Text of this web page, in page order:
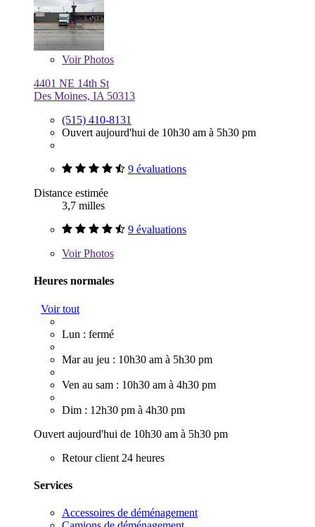
VoirPhotos
4401 NE 14th St
Des Moines, IA 50313
(515) 410-8131
Ouvert aujourd'hui de 10h30 am à 5h30 pm
9 évaluations
Distance estimée
3,7 milles
9 évaluations
VoirPhotos
Heures normales
Voir tout
Lun : fermé
Mar au jeu : 10h30 am à 5h30 pm
Ven au sam : 10h30 am à 4h30 pm
Dim : 12h30 pm à 4h30 pm
Ouvert aujourd'hui de 10h30 am à 5h30 pm
Retour client 24 heures
Services
Accessoires de déménagement